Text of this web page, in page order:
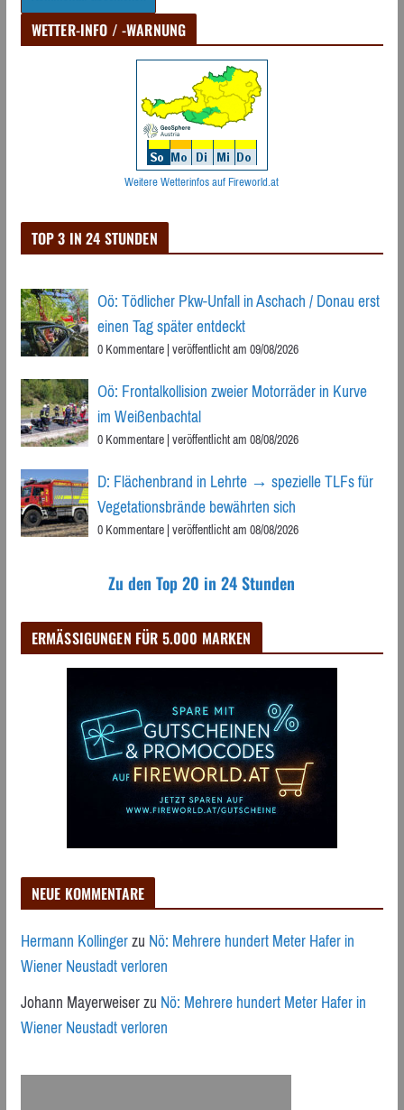
WETTER-INFO / -WARNUNG
Weitere Wetterinfos auf Fireworld.at
TOP 3 IN 24 STUNDEN
Oö: Tödlicher Pkw-Unfall in Aschach / Donau erst
einen Tag später entdeckt
0 Kommentare|veröffentlicht am 09/08/2026
Oö: Frontalkollision zweier Motorräder in Kurve
im Weißenbachtal
0 Kommentare|veröffentlicht am 08/08/2026
D: Flächenbrand in Lehrte → spezielle TLFs für
Vegetationsbrände bewährten sich
0 Kommentare|veröffentlicht am 08/08/2026
Zu den Top 20 in 24 Stunden
ERMÄSSIGUNGEN FÜR 5.000 MARKEN
NEUE KOMMENTARE
Hermann KollingerzuNö: Mehrere hundert Meter Hafer in
Wiener Neustadt verloren
Johann MayerweiserzuNö: Mehrere hundert Meter Hafer in
Wiener Neustadt verloren